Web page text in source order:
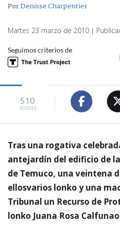
PorDenisse Charpentier
Martes 23 marzo de 2010 |
Seguimos criterios de
510
visitas
Tras una rogativa
antejardín del edificio de
de Temuco, una veintena
ellosvarios lonko y una
Tribunal un Recurso de
lonko Juana Rosa